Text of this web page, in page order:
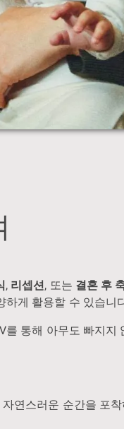
, 리셉션, 또는 결혼 후
하게 활용할 수 있습니
를 통해 아무도 빠지지
자연스러운 순간을 포